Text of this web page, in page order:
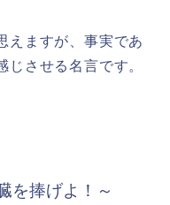
えますが、事実であ
させる名言です。
を捧げよ！～